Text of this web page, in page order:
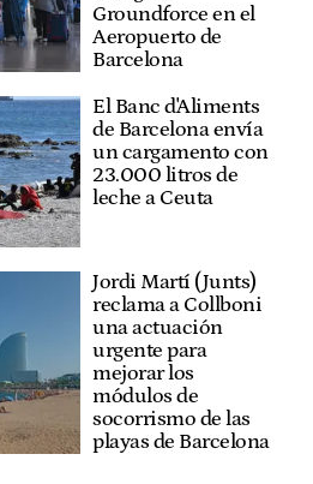
Groundforce en el
Aeropuerto de
Barcelona
El Banc d'Aliments
de Barcelona envía
un cargamento con
23.000 litros de
leche a Ceuta
Jordi Martí (Junts)
reclama a Collboni
una actuación
urgente para
mejorar los
módulos de
socorrismo de las
playas de Barcelona